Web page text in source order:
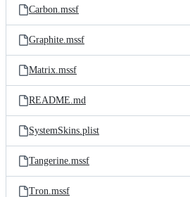
Carbon.mssf
Graphite.mssf
Matrix.mssf
README.md
SystemSkins.plist
Tangerine.mssf
Tron.mssf